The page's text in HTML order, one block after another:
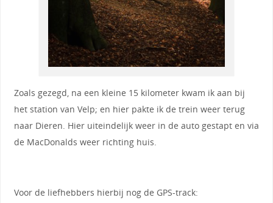
Zoals gezegd, na een kleine 15 kilometer kwam ik aan bij
het station van Velp; en hier pakte ik de trein weer terug
naar Dieren. Hier uiteindelijk weer in de auto gestapt en via
de MacDonalds weer richting huis.
Voor de liefhebbers hierbij nog de GPS-track: